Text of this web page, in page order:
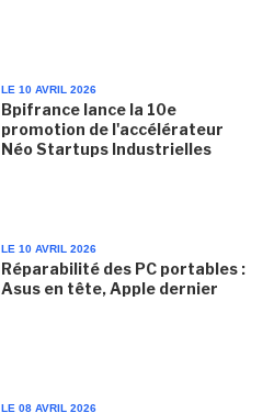
LE 10 AVRIL 2026
Bpifrance lance la 10e
promotion de l'accélérateur
Néo Startups Industrielles
LE 10 AVRIL 2026
Réparabilité des PC portables :
Asus en tête, Apple dernier
LE 08 AVRIL 2026